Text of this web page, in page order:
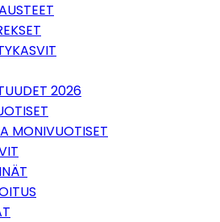
2026
MONIVUOTISET